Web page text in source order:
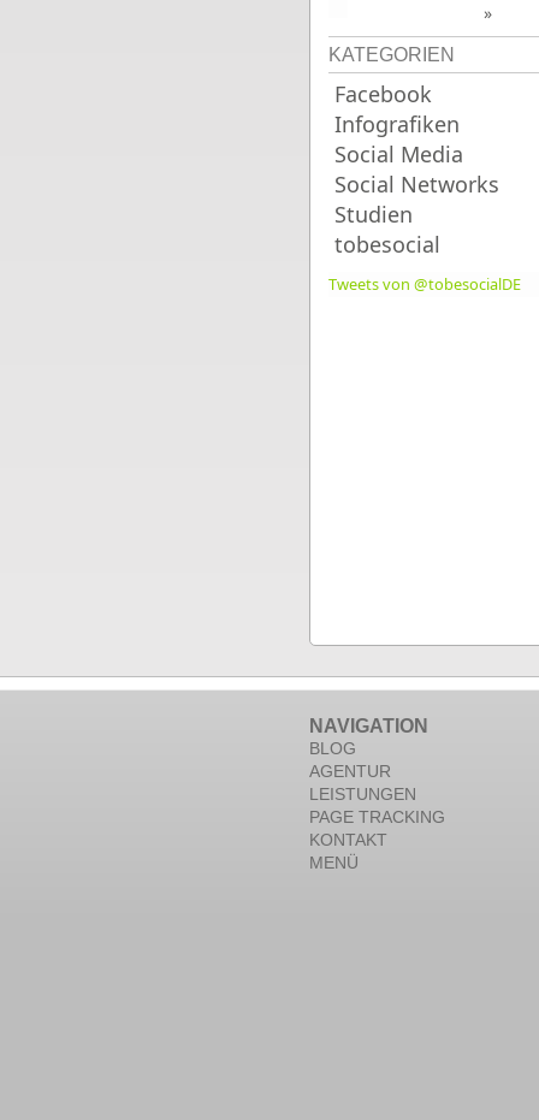
»
KATEGORIEN
Facebook
Infografiken
Social Media
Social Networks
Studien
tobesocial
Tweets von @tobesocialDE
NAVIGATION
BLOG
AGENTUR
LEISTUNGEN
PAGE TRACKING
KONTAKT
MENÜ